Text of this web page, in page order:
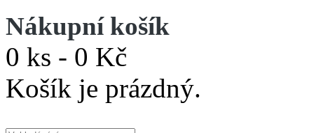
Nákupní košík
0 ks - 0 Kč
Košík je prázdný.